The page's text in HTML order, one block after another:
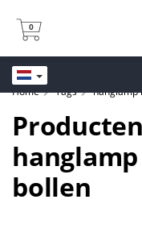
0
0
Home Tags hanglamp
bollen